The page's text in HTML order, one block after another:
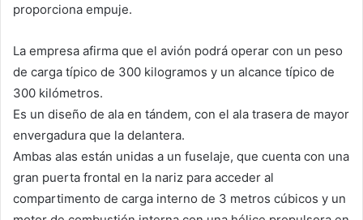
proporciona empuje.
La empresa afirma que el avión podrá operar con un peso
de carga típico de 300 kilogramos y un alcance típico de
300 kilómetros.
Es un diseño de ala en tándem, con el ala trasera de mayor
envergadura que la delantera.
Ambas alas están unidas a un fuselaje, que cuenta con una
gran puerta frontal en la nariz para acceder al
compartimento de carga interno de 3 metros cúbicos y un